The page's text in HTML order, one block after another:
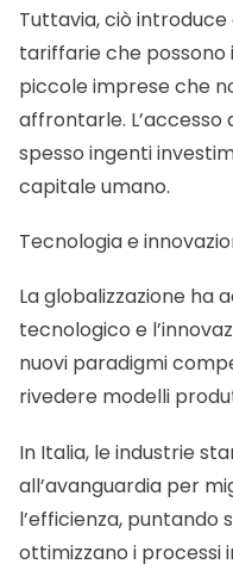
Tuttavia, ciò
tariffarie che
piccole imprese che
affrontarle.
spesso ingenti
capitale umano.
Tecnologia e
La globalizzazione ha
tecnologico e
nuovi paradigmi
rivedere modelli
In Italia, le industrie
all’avanguardia per
l’efficienza, puntando
ottimizzano i processi